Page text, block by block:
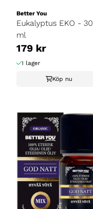
Better You
Eukalyptus EKO - 30
ml
179 kr
I lager
Köp nu